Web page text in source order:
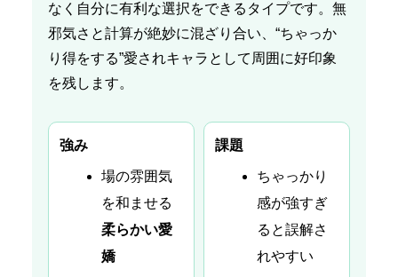
なく自分に有利な選択をできるタイプです。無
邪気さと計算が絶妙に混ざり合い、“ちゃっか
り得をする”愛されキャラとして周囲に好印象
を残します。
強み
場の雰囲気
を和ませる
柔らかい愛
嬌
課題
ちゃっかり
感が強すぎ
ると誤解さ
れやすい